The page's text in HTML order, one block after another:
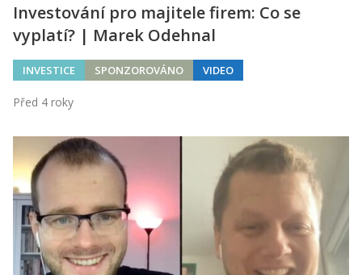
Investování pro majitele firem: Co se
vyplatí? | Marek Odehnal
INVESTICE SPONZOROVÁNO VIDEO
Před 4 roky